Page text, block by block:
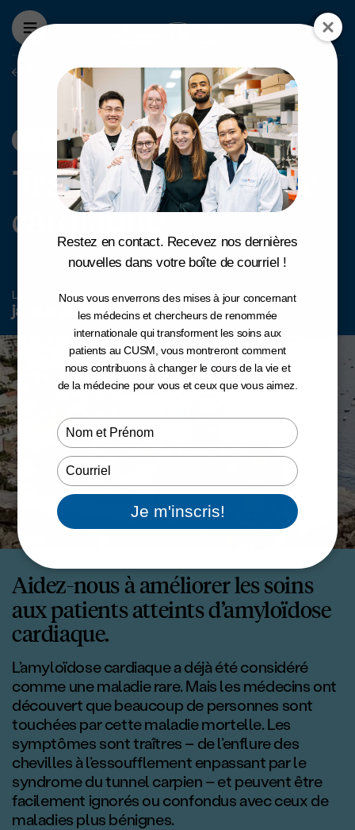
Aller au contenu principal
Retour aux projets
Cardiologie
Traiter
Traiter l'amyloïdose
cardiaque
Lancé
janvier 2020
<p><strong></
Aidez-nous à améliorer les soins
aux patients atteints d’amyloïdose
cardiaque.
L’amyloïdose cardiaque a déjà été considéré
comme une maladie rare. Mais les médecins ont
découvert que beaucoup de personnes sont
touchées par cette maladie mortelle. Les
symptômes sont traîtres – de l’enflure des
chevilles à l’essoufflement enpassant par le
syndrome du tunnel carpien – et peuvent être
facilement ignorés ou confondus avec ceux de
maladies plus bénignes.
Restez en contact. Recevez nos dernières
nouvelles dans votre boîte de courriel !
Nous vous enverrons des mises à jour concernant
les médecins et chercheurs de renommée
internationale qui transforment les soins aux
patients au CUSM, vous montreront comment
nous contribuons à changer le cours de la vie et
de la médecine pour vous et ceux que vous aimez.
Type
your
name
Type
your
email
Je m'inscris!